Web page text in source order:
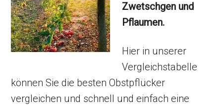
Zwetschgen und
Pflaumen.
Hier in unserer
Vergleichstabelle
können Sie die besten Obstpflücker
vergleichen und schnell und einfach eine